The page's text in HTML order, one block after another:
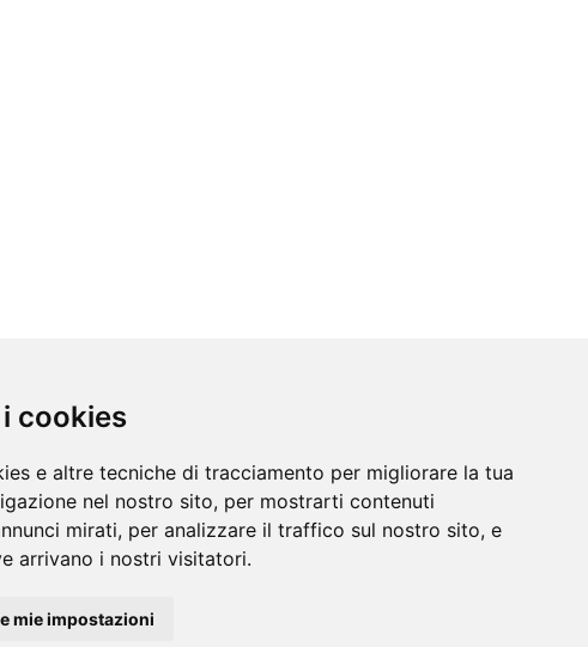
cookies
e altre tecniche di tracciamento per migliorare la tua
nel nostro sito, per mostrarti contenuti
mirati, per analizzare il traffico sul nostro sito, e
arrivano i nostri visitatori.
mie impostazioni